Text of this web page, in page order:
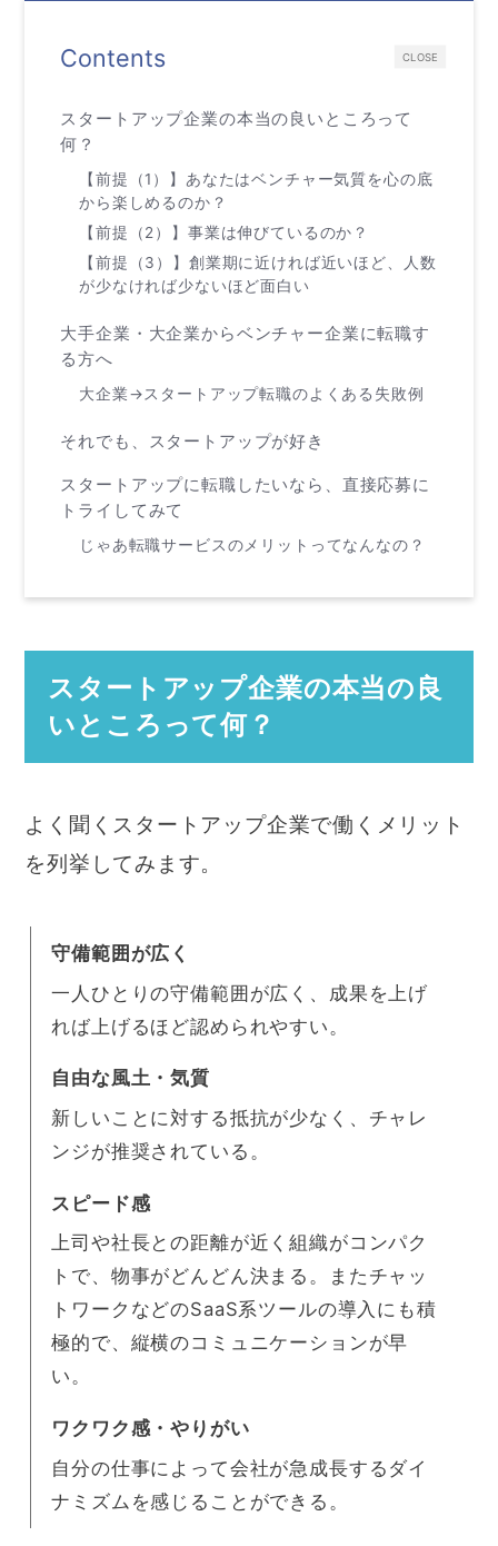
CLOSE
Contents
スタートアップ企業の本当の良いところって
何？
【前提（1）】あなたはベンチャー気質を心の底
から楽しめるのか？
【前提（2）】事業は伸びているのか？
【前提（3）】創業期に近ければ近いほど、人数
が少なければ少ないほど面白い
大手企業・大企業からベンチャー企業に転職す
る方へ
大企業→スタートアップ転職のよくある失敗例
それでも、スタートアップが好き
スタートアップに転職したいなら、直接応募に
トライしてみて
じゃあ転職サービスのメリットってなんなの？
スタートアップ企業の本当の良
いところって何？
よく聞くスタートアップ企業で働くメリット
を列挙してみます。
守備範囲が広く
一人ひとりの守備範囲が広く、成果を上げ
れば上げるほど認められやすい。
自由な風土・気質
新しいことに対する抵抗が少なく、チャレ
ンジが推奨されている。
スピード感
上司や社長との距離が近く組織がコンパク
トで、物事がどんどん決まる。またチャッ
トワークなどのSaaS系ツールの導入にも積
極的で、縦横のコミュニケーションが早
い。
ワクワク感・やりがい
自分の仕事によって会社が急成長するダイ
ナミズムを感じることができる。